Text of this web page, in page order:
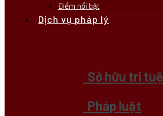
Điểm nổi bật
Dịch vụ pháp lý
Sở hữu trí tuệ
Pháp luật